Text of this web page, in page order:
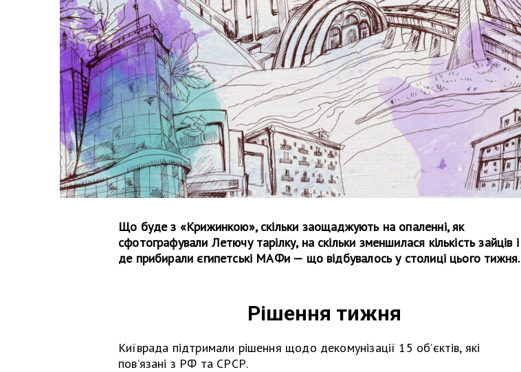
Що буде з «Крижинкою», скільки заощаджують на опаленні, як
сфотографували Летючу тарілку, на скільки зменшилася кількість зайців і
де прибирали єгипетські МАФи — що відбувалось у столиці цього тижня.
Рішення тижня
Київрада підтримали рішення щодо декомунізації 15 об’єктів, які
пов’язані з РФ та СРСР.